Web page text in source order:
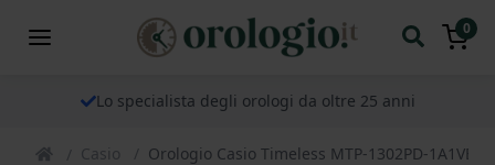
0
Lo specialista degli orologi da oltre 25 anni
Casio Orologio Casio Timeless MTP-1302PD-1A1VEF